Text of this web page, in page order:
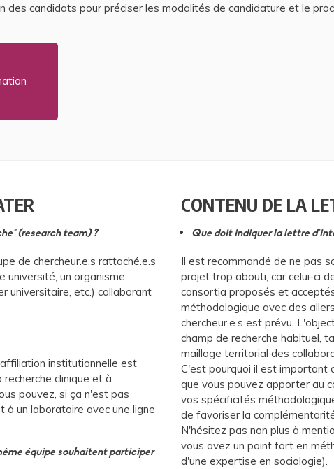
des candidats pour préciser les modalités de candidature et le
(research team) ?
de chercheur.e.s rattaché.e.s
université, un organisme
universitaire, etc.) collaborant
institutionnelle est
clinique et à
pouvez, si ça n'est pas
à un laboratoire avec une ligne
équipe souhaitent participer
CONTENU DE LA
Que doit indiquer la lettre
Il est recommandé de ne pas
projet trop abouti, car celui-ci
consortia proposés et
méthodologique avec des
chercheur.e.s est prévu.
champ de recherche habituel,
maillage territorial des
C'est pourquoi il est important
que vous pouvez apporter au
vos spécificités
de favoriser la
N'hésitez pas non plus à
vous avez un point fort en
d'une expertise en sociologie).